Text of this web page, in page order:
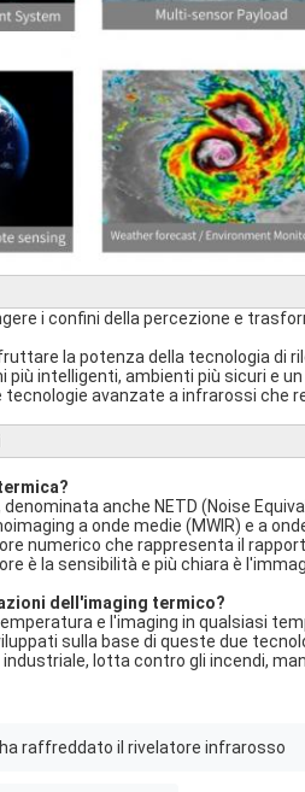
i confini della percezione e
la potenza della tecnologia di
più intelligenti, ambienti più sicuri e
tecnologie avanzate a infrarossi che
anche NETD (Noise
a onde medie (MWIR) e a
numerico che rappresenta il
è la sensibilità e più chiara è
dell'imaging termico?
e l'imaging in qualsiasi
sulla base di queste due
lotta contro gli incendi,
raffreddato il rivelatore infrarosso